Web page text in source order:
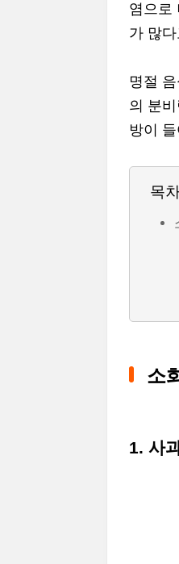
염으로
가 많
명절
의 분
방이
목
소
1. 사